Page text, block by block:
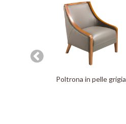
Poltrona in pelle grigia